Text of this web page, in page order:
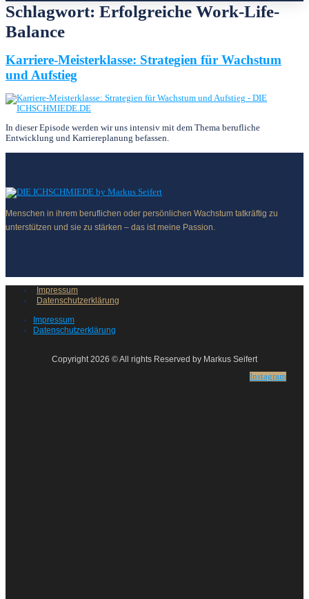
Schlagwort: Erfolgreiche Work-Life-
Balance
Karriere-Meisterklasse: Strategien für Wachstum
und Aufstieg
In dieser Episode werden wir uns intensiv mit dem Thema berufliche
Entwicklung und Karriereplanung befassen.
Menschen in ihrem beruflichen oder persönlichen Wachstum tatkräftig zu
unterstützen und sie zu stärken – das ist meine Passion.
Impressum
Datenschutzerklärung
Impressum
Datenschutzerklärung
Copyright 2026 © All rights Reserved by Markus Seifert
Instagram